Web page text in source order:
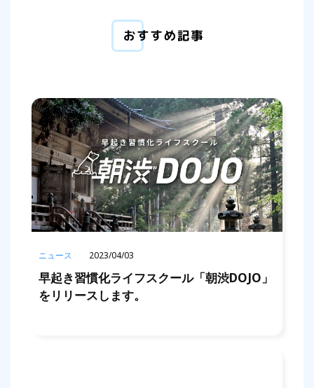
ニュース 2023/04/03
早起き習慣化ライフスクール「朝渋DOJO」
をリリースします。